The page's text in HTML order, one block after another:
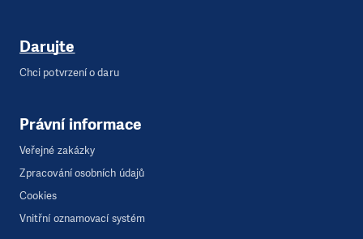
Darujte
Chci potvrzení o daru
Právní informace
Veřejné zakázky
Zpracování osobních údajů
Cookies
Vnitřní oznamovací systém